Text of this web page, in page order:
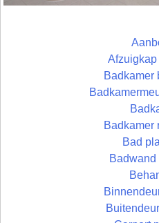
Badkamer
Badkamer
Bad
Badwand